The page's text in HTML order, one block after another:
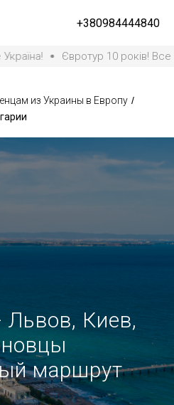
+380984444840
Євротур 10 років! Все буде
из Украины в Европу /
Львов, Киев,
маршрут